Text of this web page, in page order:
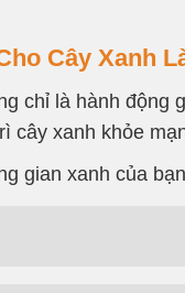
Cây Xanh
chỉ là hành động
cây xanh khỏe
gian xanh của